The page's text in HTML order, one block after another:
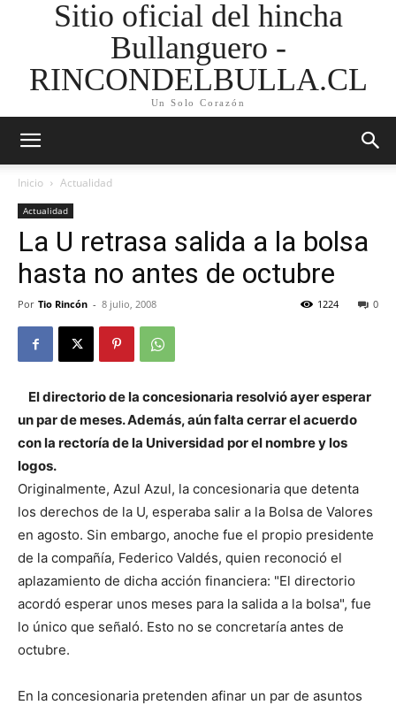
Sitio oficial del hincha
Bullanguero -
RINCONDELBULLA.CL
Un Solo Corazón
Inicio Actualidad
Actualidad
La U retrasa salida a la bolsa
hasta no antes de octubre
Por Tio Rincón - 8 julio, 2008 0
1224
El directorio de la concesionaria resolvió ayer esperar
un par de meses. Además, aún falta cerrar el acuerdo
con la rectoría de la Universidad por el nombre y los
logos.
Originalmente, Azul Azul, la concesionaria que detenta
los derechos de la U, esperaba salir a la Bolsa de Valores
en agosto. Sin embargo, anoche fue el propio presidente
de la compañía, Federico Valdés, quien reconoció el
aplazamiento de dicha acción financiera: "El directorio
acordó esperar unos meses para la salida a la bolsa", fue
lo único que señaló. Esto no se concretaría antes de
octubre.
En la concesionaria pretenden afinar un par de asuntos